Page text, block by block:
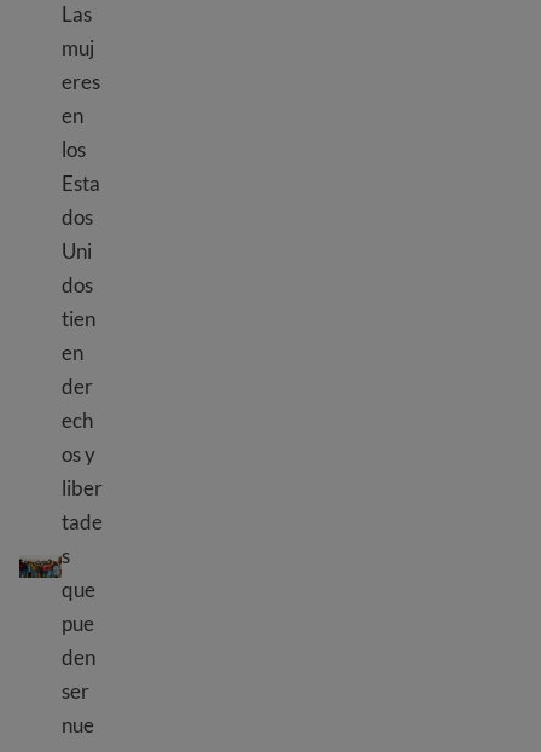
Las
muj
eres
en
los
Esta
dos
Uni
dos
tien
en
der
ech
os y
liber
tade
s
que
pue
den
ser
nue